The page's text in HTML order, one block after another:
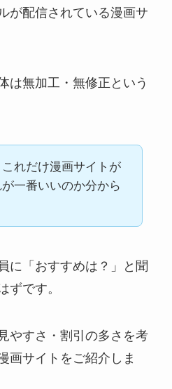
が配信されている漫画サ
は無加工・無修正という
これだけ漫画サイトが
一番いいのか分から
に「おすすめは？」と聞
ずです。
やすさ・割引の多さを考
画サイトをご紹介しま